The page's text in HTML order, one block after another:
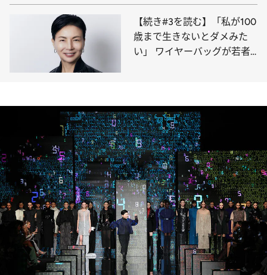
【続き#3を読む】「私が100
歳まで生きないとダメみた
い」 ワイヤーバッグが若者